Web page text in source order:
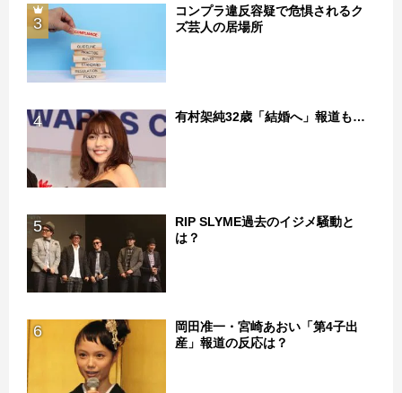
3
コンプラ違反容疑で危惧されるク
ズ芸人の居場所
4 有村架純32歳「結婚へ」報道も…
5
RIP SLYME過去のイジメ騒動と
は？
6
岡田准一・宮崎あおい「第4子出
産」報道の反応は？